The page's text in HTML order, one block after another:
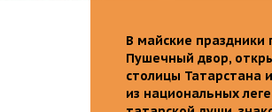
В майские праздники
Пушечный двор,
столицы Татарстана
из национальных